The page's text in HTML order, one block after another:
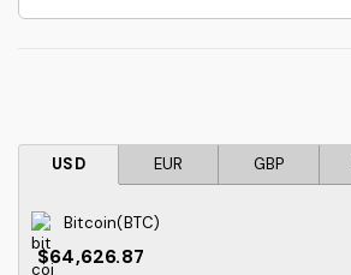
USD EUR GBP
Bitcoin(BTC)
$64,626.87